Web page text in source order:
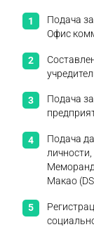
Подача
Офис
Подача
Подача
Макао